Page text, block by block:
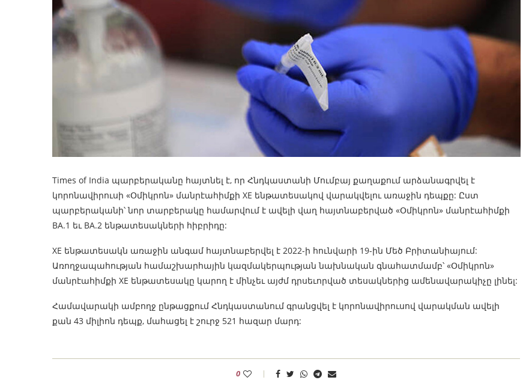
Times of India պարբերականը հայտնել է, որ Հնդկաստանի Մումբայ քաղաքում արձանագրվել է
կորոնավիրուսի «Օմիկրոն» մանրէահիմքի XE ենթատեսակով վարակվելու առաջին դեպքը: Ըստ
պարբերականի՝ նոր տարբերակը համարվում է ավելի վաղ հայտնաբերված «Օմիկրոն» մանրէահիմքի
BA.1 եւ BA.2 ենթատեսակների հիբրիդը:
XE ենթատեսակն առաջին անգամ հայտնաբերվել է 2022-ի հունվարի 19-ին Մեծ Բրիտանիայում:
Առողջապահության համաշխարհային կազմակերպության նախնական գնահատմամբ՝ «Օմիկրոն»
մանրէահիմքի XE ենթատեսակը կարող է մինչեւ այժմ դրսեւորված տեսակներից ամենավարակիչը լինել:
Համավարակի ամբողջ ընթացքում Հնդկաստանում գրանցվել է կորոնավիրուսով վարակման ավելի
քան 43 միլիոն դեպք, մահացել է շուրջ 521 հազար մարդ:
0